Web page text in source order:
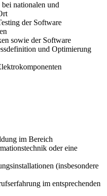
nationalen und
der Software
sowie der Software
und Optimierung
im Bereich
oder eine
(insbesondere
im entsprechenden